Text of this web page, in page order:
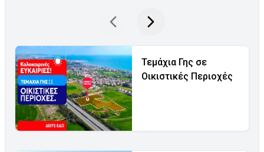
Τεμάχια Γης σε
Οικιστικές Περιοχές